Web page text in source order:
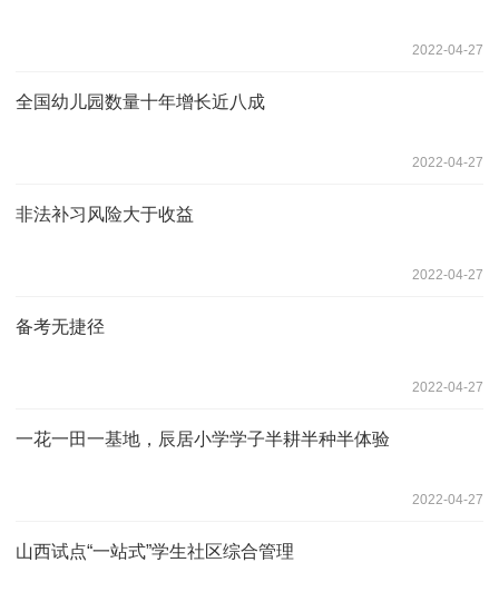
2022-04-27
全国幼儿园数量十年增长近八成
2022-04-27
非法补习风险大于收益
2022-04-27
备考无捷径
2022-04-27
一花一田一基地，辰居小学学子半耕半种半体验
2022-04-27
山西试点“一站式”学生社区综合管理